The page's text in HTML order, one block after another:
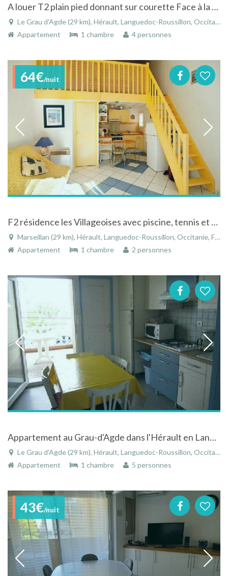
A louer T2 plain pied donnant sur courette Face à la mer à Le Grau d'Agde
Le Grau d'Agde (29 km), Hérault, Languedoc-Roussillon, Occitanie, France
Appartement
1 chambre 4 personnes
64€/nuit
F2 résidence les Villageoises avec piscine, tennis et terrain de boule à 250m de la mer
Marseillan (29 km), Hérault, Languedoc-Roussillon, Occitanie, France
Appartement
1 chambre 2 personnes
Appartement au Grau-d'Agde dans l'Hérault en Languedoc Rousillon à 100 mètres de la plage
Le Grau d'Agde (29 km), Hérault, Languedoc-Roussillon, Occitanie, France
Appartement
1 chambre 5 personnes
43€/nuit